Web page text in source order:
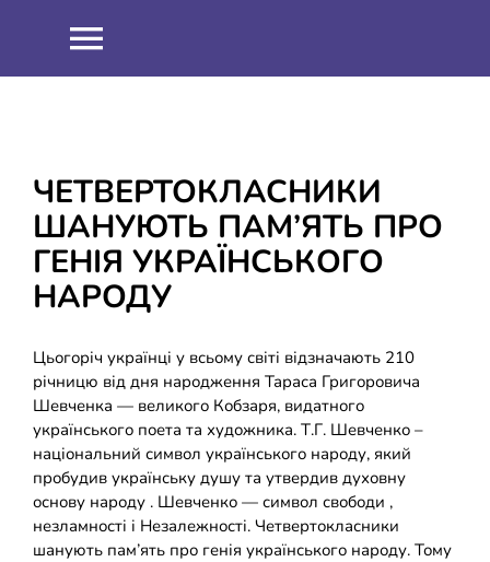
Toggle
ПРО НАС
Співпраця
ОСВІТНІЙ ПРОЦЕС
Навчальна робота
Виховна робота
Методична робота
Накази
ІНФОРМАЦІЯ
ЗНО 2021
ЗНО 2022
ШКІЛЬНИЙ ГАРТ
ДИСТАНЦІЙНЕ НАВЧАННЯ
КОЗАЦЬКА ПЕДАГОГІКА
ЧЕТВЕРТОКЛАСНИКИ
ШАНУЮТЬ ПАМ’ЯТЬ ПРО
ГЕНІЯ УКРАЇНСЬКОГО
НАРОДУ
Цьогоріч українці у всьому світі відзначають 210
річницю від дня народження Тараса Григоровича
Шевченка — великого Кобзаря, видатного
українського поета та художника. Т.Г. Шевченко –
національний символ українського народу, який
пробудив українську душу та утвердив духовну
основу народу . Шевченко — символ свободи ,
незламності і Незалежності. Четвертокласники
шанують пам’ять про генія українського народу. Тому